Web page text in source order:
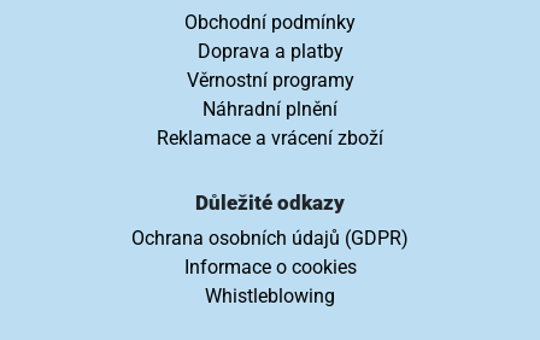
Obchodní podmínky
Doprava a platby
Věrnostní programy
Náhradní plnění
Reklamace a vrácení zboží
Důležité odkazy
Ochrana osobních údajů (GDPR)
Informace o cookies
Whistleblowing